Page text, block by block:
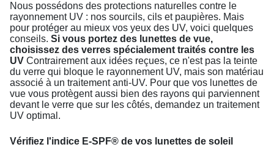
Nous possédons des protections naturelles contre le
rayonnement UV : nos sourcils, cils et paupières. Mais
pour protéger au mieux vos yeux des UV, voici quelques
conseils. Si vous portez des lunettes de vue,
choisissez des verres spécialement traités contre les
UV Contrairement aux idées reçues, ce n'est pas la teinte
du verre qui bloque le rayonnement UV, mais son matériau
associé à un traitement anti-UV. Pour que vos lunettes de
vue vous protègent aussi bien des rayons qui parviennent
devant le verre que sur les côtés, demandez un traitement
UV optimal.
Vérifiez l'indice E-SPF® de vos lunettes de soleil